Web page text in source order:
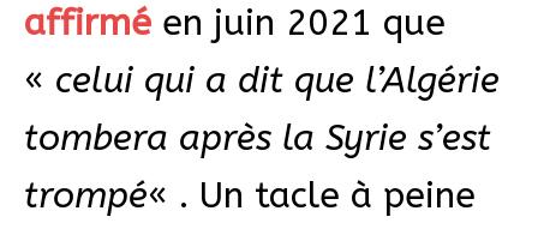
affirmé en juin 2021 que
« celui qui a dit que l’Algérie
tombera après la Syrie s’est
trompé« . Un tacle à peine